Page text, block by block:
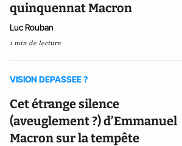
quinquennat Macron
Luc Rouban
1 min de lecture
VISION DEPASSEE ?
Cet étrange silence
(aveuglement ?) d’Emmanuel
Macron sur la tempête